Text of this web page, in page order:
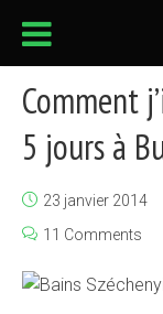
Comment
5 jours à
23 janvier 2014
11 Comments